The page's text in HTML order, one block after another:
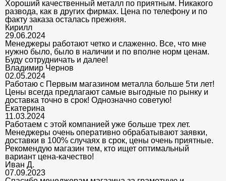
Хороший качественный металл по приятным. Никакого
развода, как в других фирмах. Цена по телефону и по
факту заказа осталась прежняя.
Кирилл
29.06.2024
Менеджеры работают четко и слаженно. Все, что мне
нужно было, было в наличии и по вполне норм ценам.
Буду сотрудничать и далее!
Владимир Чернов
02.05.2024
Работаю с Первым магазином металла больше 5ти лет!
Цены всегда предлагают самые выгодные по рынку и
доставка точно в срок! Однозначно советую!
Екатерина
11.03.2024
Работаем с этой компанией уже больше трех лет.
Менеджеры очень оперативно обрабатывают заявки,
доставки в 100% случаях в срок, цены очень приятные.
Рекомендую магазин тем, кто ищет оптимальный
вариант цена-качество!
Иван Д.
07.09.2023